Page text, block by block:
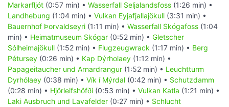
Markarfljót (0:57 min) • Wasserfall Seljalandsfoss (1:26 min) •
Landhebung (1:04 min) • Vulkan Eyjafjallajökull (3:31 min) •
Bauernhof Þorvaldseyri (1:11 min) • Wasserfall Skógafoss (1:04
min) • Heimatmuseum Skógar (0:52 min) • Gletscher
Sólheimajökull (1:52 min) • Flugzeugwrack (1:17 min) • Berg
Pétursey (0:26 min) • Kap Dýrholaey (1:12 min) •
Papageitaucher und Arnardrangur (1:52 min) • Leuchtturm
Dyrhólaey (0:38 min) • Vík í Mýrdal (0:42 min) • Schutzdamm
(0:28 min) • Hjörleifshöfði (0:53 min) • Vulkan Katla (1:21 min) •
Laki Ausbruch und Lavafelder (0:27 min) • Schlucht